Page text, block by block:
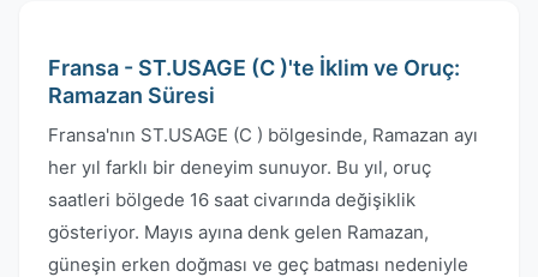
Fransa - ST.USAGE (C )'te İklim ve Oruç:
Ramazan Süresi
Fransa'nın ST.USAGE (C ) bölgesinde, Ramazan ayı
her yıl farklı bir deneyim sunuyor. Bu yıl, oruç
saatleri bölgede 16 saat civarında değişiklik
gösteriyor. Mayıs ayına denk gelen Ramazan,
güneşin erken doğması ve geç batması nedeniyle